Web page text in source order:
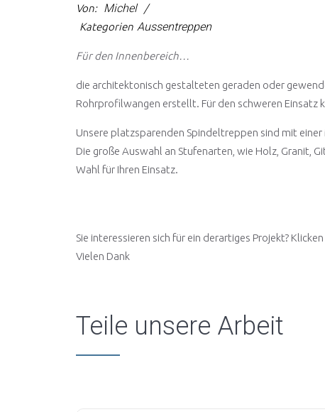
Von: Michel
Kategorien Aussentreppen
Für den Innenbereich…
die architektonisch gestalteten geraden oder
Rohrprofilwangen erstellt. Für den schweren Einsatz
Unsere platzsparenden Spindeltreppen sind mit
Die große Auswahl an Stufenarten, wie Holz, Granit,
Wahl für Ihren Einsatz.
Sie interessieren sich für ein derartiges Projekt?
Vielen Dank
Teile unsere Arbeit